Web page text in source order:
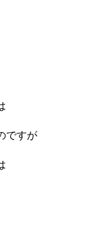
ですが